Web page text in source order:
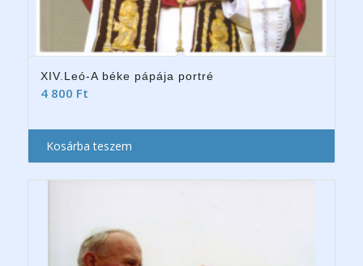
XIV.Leó-A béke pápája portré
4 800 Ft
Kosárba teszem